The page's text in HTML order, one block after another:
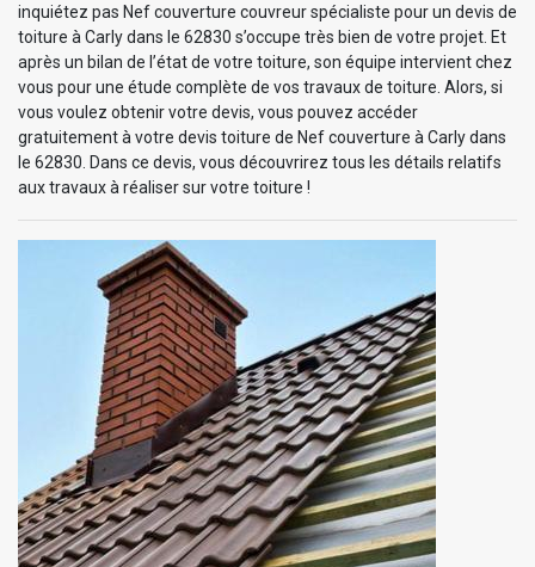
inquiétez pas Nef couverture couvreur spécialiste pour un devis de
toiture à Carly dans le 62830 s’occupe très bien de votre projet. Et
après un bilan de l’état de votre toiture, son équipe intervient chez
vous pour une étude complète de vos travaux de toiture. Alors, si
vous voulez obtenir votre devis, vous pouvez accéder
gratuitement à votre devis toiture de Nef couverture à Carly dans
le 62830. Dans ce devis, vous découvrirez tous les détails relatifs
aux travaux à réaliser sur votre toiture !